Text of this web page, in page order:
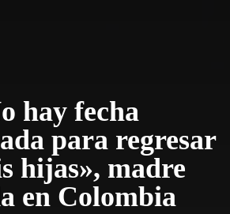
hay fecha
para regresar
hijas», madre
en Colombia